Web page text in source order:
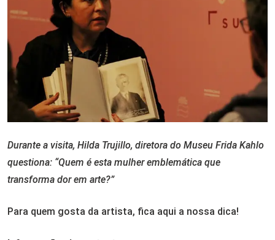
Durante a visita, Hilda Trujillo, diretora do Museu Frida Kahlo
questiona: “Quem é esta mulher emblemática que
transforma dor em arte?”
Para quem gosta da artista, fica aqui a nossa dica!